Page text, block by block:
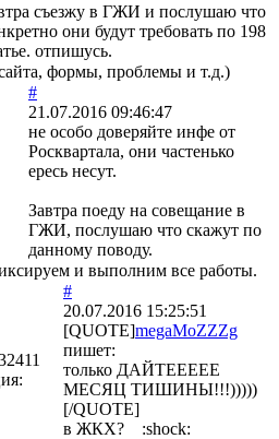
съезжу в ГЖИ и послушаю что
они будут требовать по 198
отпишусь.
формы, проблемы и т.д.)
#
21.07.2016 09:46:47
не особо доверяйте инфе от
Росквартала, они частенько
ересь несут.
Завтра поеду на совещание в
ГЖИ, послушаю что скажут по
данному поводу.
и выполним все работы.
#
20.07.2016 15:25:51
[QUOTE]megaMoZZZg
пишет:
только ДАЙТЕЕЕЕЕ
МЕСЯЦ ТИШИНЫ!!!)))))
[/QUOTE]
в ЖКХ? :shock: